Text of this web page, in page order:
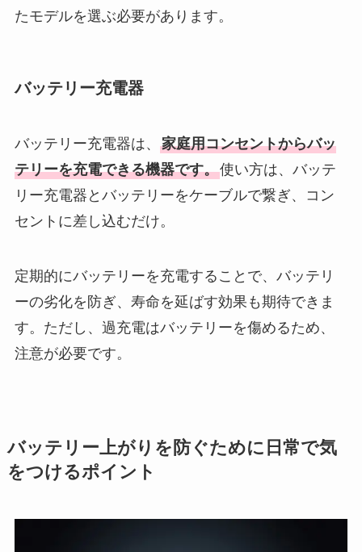
たモデルを選ぶ必要があります。
バッテリー充電器
バッテリー充電器は、 家庭用コンセントからバッ
テリーを充電できる機器です。使い方は、バッテ
リー充電器とバッテリーをケーブルで繋ぎ、コン
セントに差し込むだけ。
定期的にバッテリーを充電することで、バッテリ
ーの劣化を防ぎ、寿命を延ばす効果も期待できま
す。ただし、過充電はバッテリーを傷めるため、
注意が必要です。
バッテリー上がりを防ぐために日常で気
をつけるポイント